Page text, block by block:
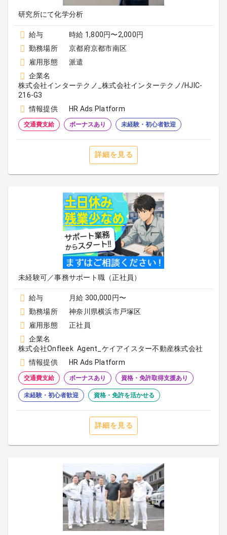
研究所にて化学分析
給与
時給 1,800円〜2,000円
勤務場所
京都府京都市南区
雇用形態
派遣
企業名
株式会社インターテクノ_株式会社インターテクノ/HJIC-
216-G3
情報提供
HR Ads Platform
交通費支給 ボーナスあり 未経験・初心者歓迎
詳細を見る
未経験可／事務サポート職（正社員）
給与
月給 300,000円〜
勤務場所
神奈川県横浜市戸塚区
雇用形態
正社員
企業名
株式会社Onfleek Agent_ケイアイスター不動産株式会社
情報提供
HR Ads Platform
交通費支給 ボーナスあり 資格・免許取得支援あり
未経験・初心者歓迎 資格・免許を活かせる
詳細を見る